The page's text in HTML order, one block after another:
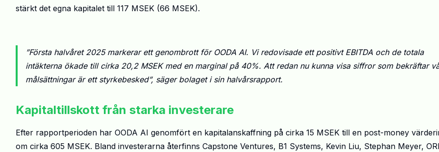
stärkt det egna kapitalet till 117 MSEK (66 MSEK).
”Första halvåret 2025 markerar ett genombrott för OODA AI. Vi redovisade ett positivt EBITDA och de totala
intäkterna ökade till cirka 20,2 MSEK med en marginal på 40%. Att redan nu kunna visa siffror som bekräftar
målsättningar är ett styrkebesked”, säger bolaget i sin halvårsrapport.
Kapitaltillskott från starka investerare
Efter rapportperioden har OODA AI genomfört en kapitalanskaffning på cirka 15 MSEK till en post-money
om cirka 605 MSEK. Bland investerarna återfinns Capstone Ventures, B1 Systems, Kevin Liu, Stephan Meyer,